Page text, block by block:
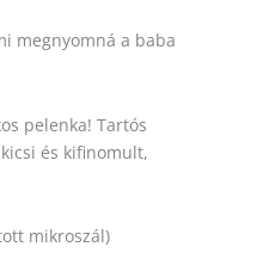
megnyomná a baba
pelenka! Tartós
és kifinomult,
mikroszál)